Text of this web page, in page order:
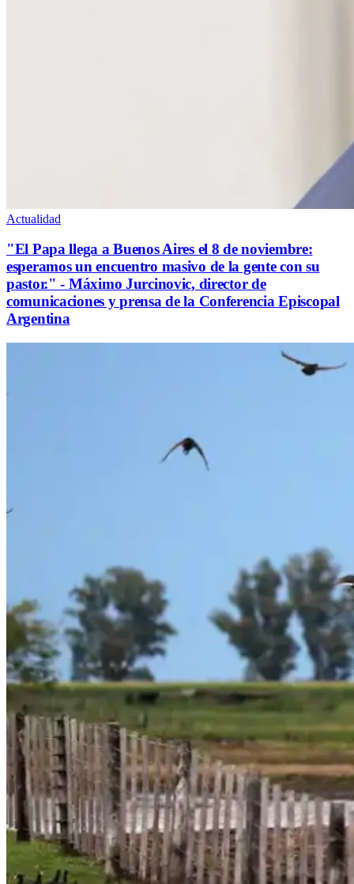
Actualidad
"El Papa llega a Buenos Aires el 8 de noviembre:
esperamos un encuentro masivo de la gente con su
pastor." - Máximo Jurcinovic, director de
comunicaciones y prensa de la Conferencia Episcopal
Argentina